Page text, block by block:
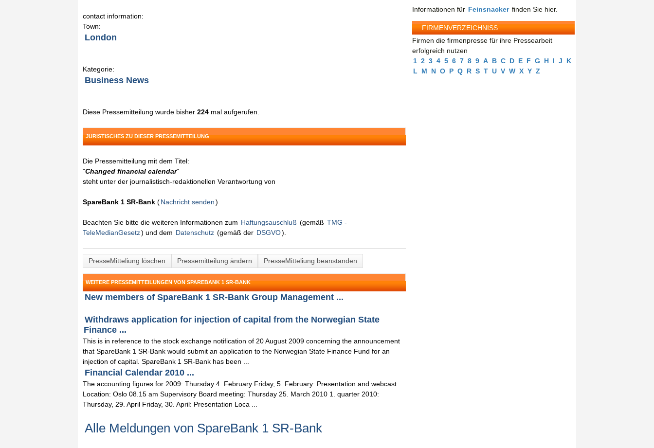
contact information:
Town:
London
Kategorie:
Business News
Diese Pressemitteilung wurde bisher 224 mal aufgerufen.
JURISTISCHES ZU DIESER PRESSEMITTEILUNG
Die Pressemitteilung mit dem Titel:
"Changed financial calendar"
steht unter der journalistisch-redaktionellen Verantwortung von
SpareBank 1 SR-Bank (Nachricht senden)
Beachten Sie bitte die weiteren Informationen zum Haftungsauschluß (gemäß TMG -
TeleMedianGesetz) und dem Datenschutz (gemäß der DSGVO).
PresseMitteliung löschen Pressemitteilung ändern PresseMitteliung beanstanden
WEITERE PRESSEMITTEILUNGEN VON SPAREBANK 1 SR-BANK
New members of SpareBank 1 SR-Bank Group Management ...
Withdraws application for injection of capital from the Norwegian State
Finance ...
This is in reference to the stock exchange notification of 20 August 2009 concerning the announcement
that SpareBank 1 SR-Bank would submit an application to the Norwegian State Finance Fund for an
injection of capital. SpareBank 1 SR-Bank has been ...
Financial Calendar 2010 ...
The accounting figures for 2009: Thursday 4. February Friday, 5. February: Presentation and webcast
Location: Oslo 08.15 am Supervisory Board meeting: Thursday 25. March 2010 1. quarter 2010:
Thursday, 29. April Friday, 30. April: Presentation Loca ...
Alle Meldungen von SpareBank 1 SR-Bank
Informationen für Feinsnacker finden Sie hier.
FIRMENVERZEICHNISS
Firmen die firmenpresse für ihre Pressearbeit
erfolgreich nutzen
1 2 3 4 5 6 7 8 9 A B C D E F G H I J
K
L
M N O P Q R S T U V W X Y Z